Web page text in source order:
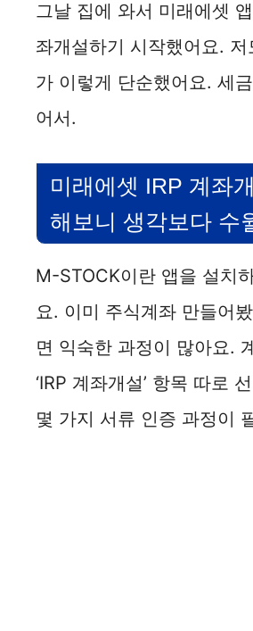
그날 집에 와서 미래에셋
좌개설하기 시작했어요. 저
가 이렇게 단순했어요. 세
어서.
미래에셋 IRP 계좌
해보니 생각보다 수
M-STOCK이란 앱을 설치
요. 이미 주식계좌 만들어
면 익숙한 과정이 많아요.
‘IRP 계좌개설’ 항목 따로
몇 가지 서류 인증 과정이